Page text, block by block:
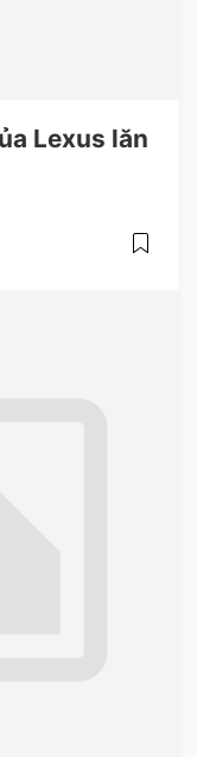
Lexus lăn